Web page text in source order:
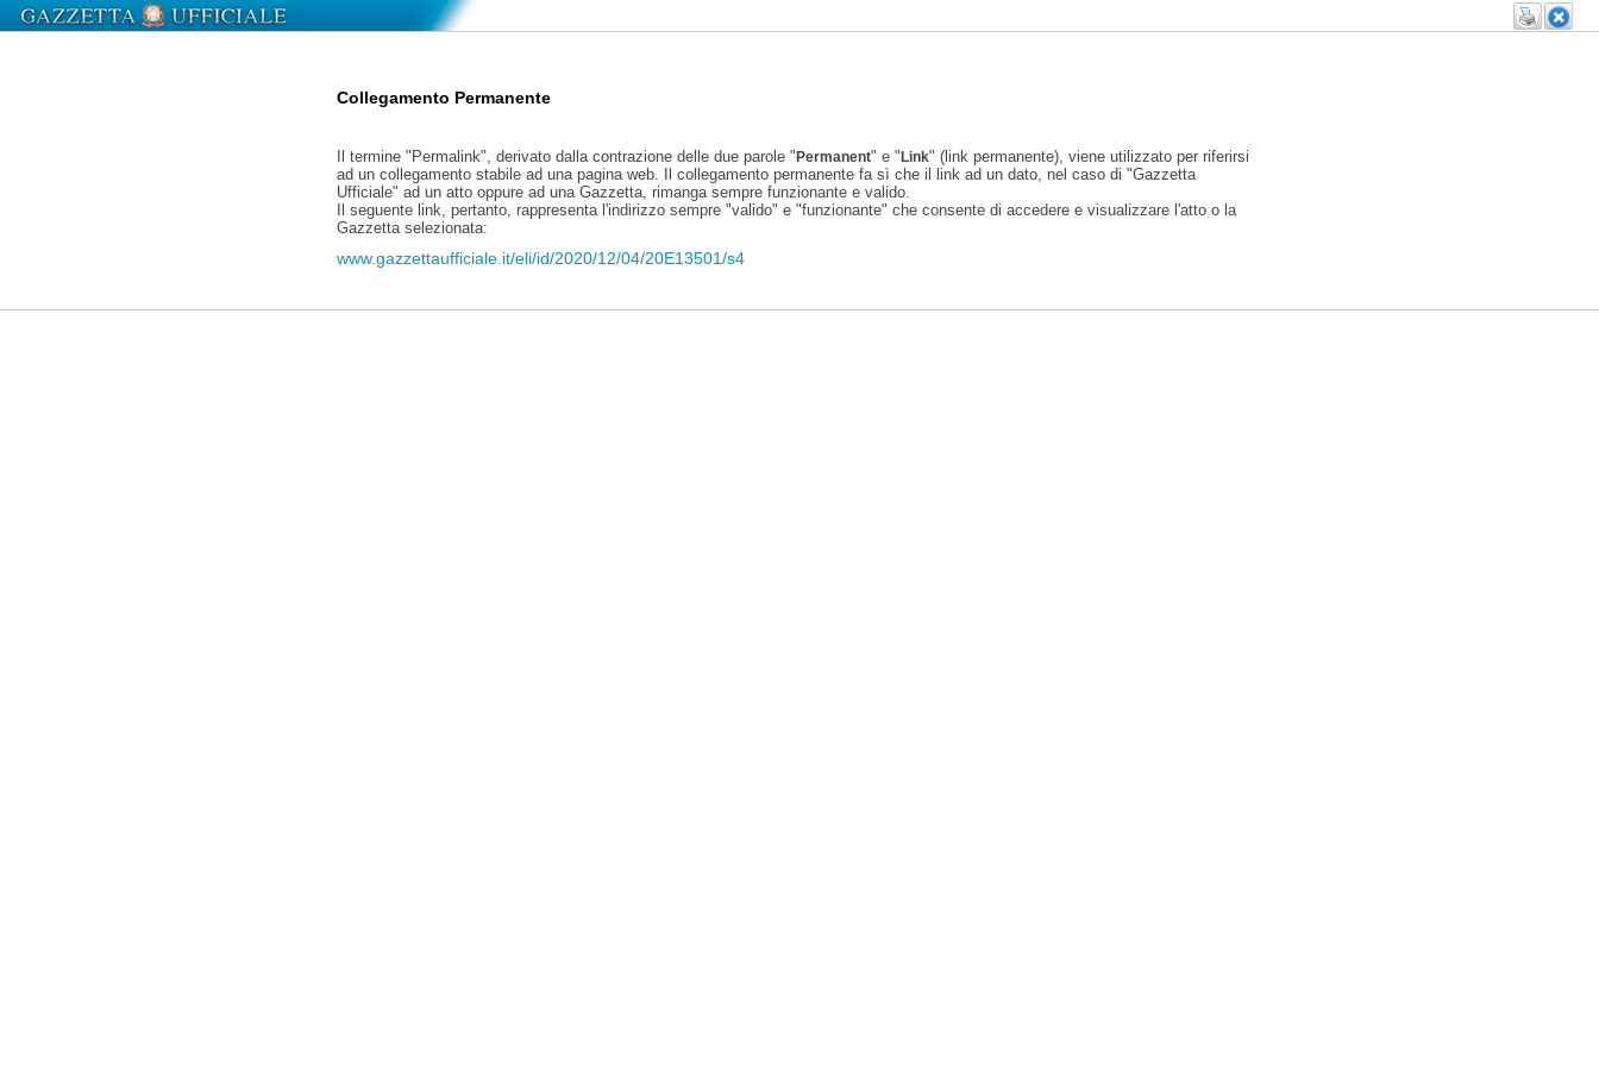
Collegamento Permanente
Il termine "Permalink", derivato dalla contrazione delle due parole "Permanent" e "Link" (link permanente), viene utilizzato per riferirsi
ad un collegamento stabile ad una pagina web. Il collegamento permanente fa sì che il link ad un dato, nel caso di "Gazzetta
Ufficiale" ad un atto oppure ad una Gazzetta, rimanga sempre funzionante e valido.
Il seguente link, pertanto, rappresenta l'indirizzo sempre "valido" e "funzionante" che consente di accedere e visualizzare l'atto o la
Gazzetta selezionata:
www.gazzettaufficiale.it/eli/id/2020/12/04/20E13501/s4